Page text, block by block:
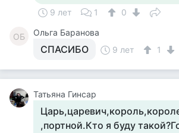
9 лет 1 0
ОБ Ольга Баранова
СПАСИБО 9 лет 1
Татьяна Гинсар
,портной.Кто я буду